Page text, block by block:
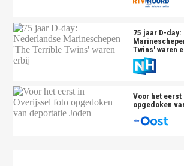
75 jaar D-
Twins' waren
Voor het
opgedoken